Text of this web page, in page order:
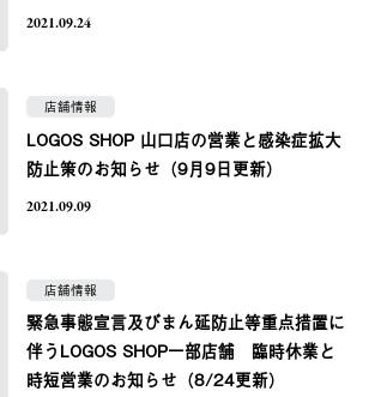
2021.09.24
店舗情報
LOGOS SHOP 山口店の営業と感染症拡大
防止策のお知らせ（9月9日更新）
2021.09.09
店舗情報
緊急事態宣言及びまん延防止等重点措置に
伴うLOGOS SHOP一部店舗 臨時休業と
時短営業のお知らせ（8/24更新）